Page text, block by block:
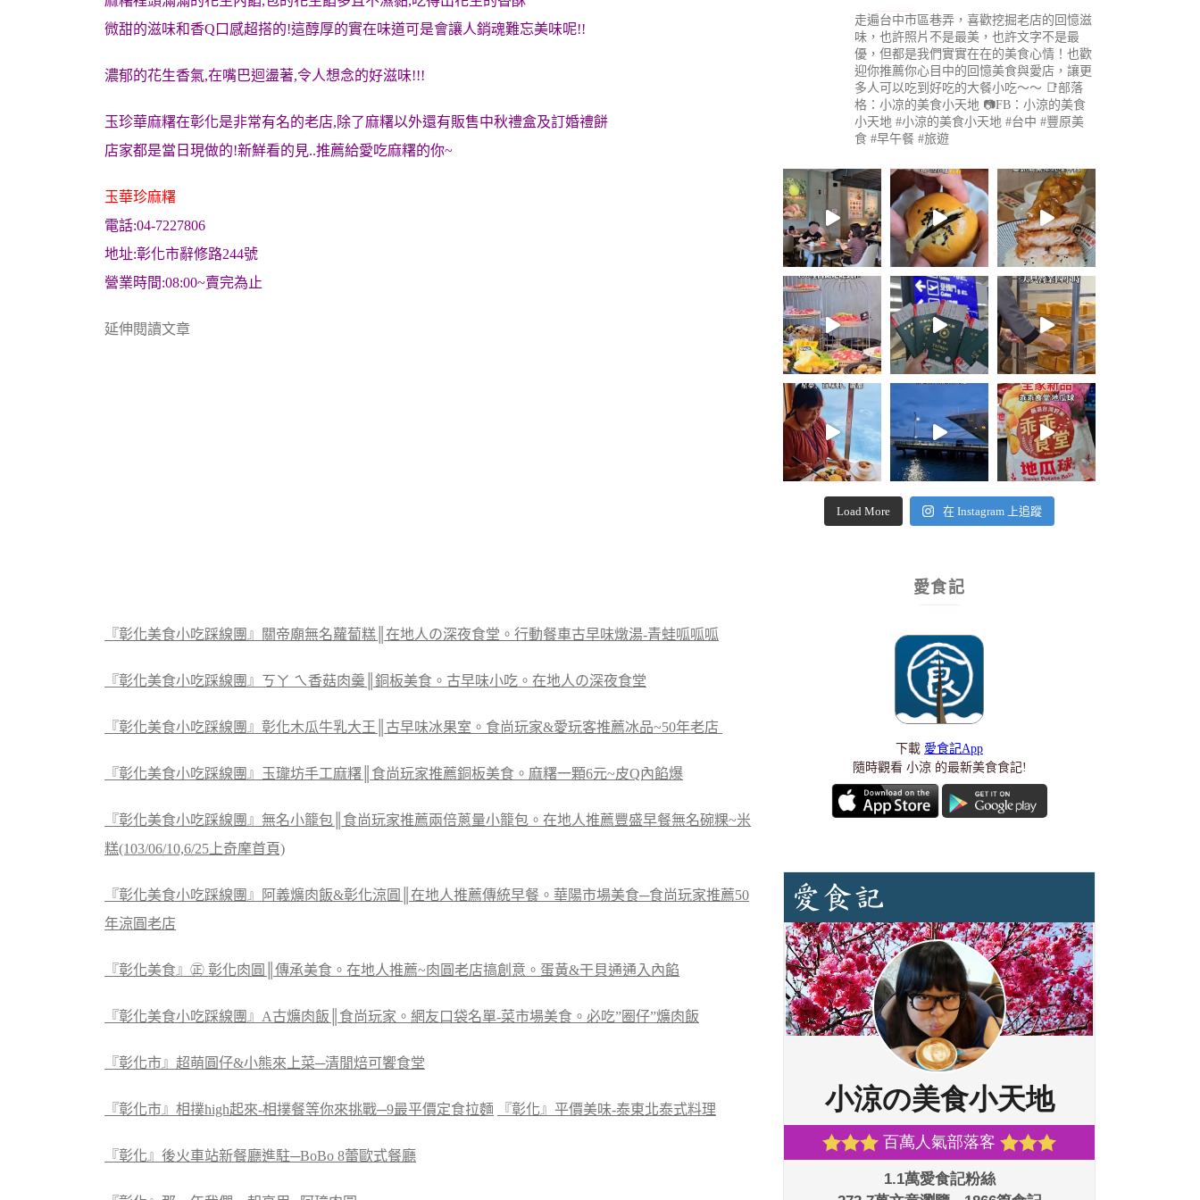
微甜的滋味和香Q口感超搭的!這醇厚的實在味道可是會讓人銷魂難忘美味呢!!
濃郁的花生香氣,在嘴巴迴盪著,令人想念的好滋味!!!
玉珍華麻糬在彰化是非常有名的老店,除了麻糬以外還有販售中秋禮盒及訂婚禮餅
店家都是當日現做的!新鮮看的見..推薦給愛吃麻糬的你~
玉華珍麻糬
電話:04-7227806
地址:彰化市辭修路244號
營業時間:08:00~賣完為止
延伸閱讀文章
『彰化美食小吃踩線團』關帝廟無名蘿蔔糕║在地人の深夜食堂。行動餐車古早味燉湯-青蛙呱呱呱
『彰化美食小吃踩線團』ㄎㄚ ㄟ香菇肉羹║銅板美食。古早味小吃。在地人の深夜食堂
『彰化美食小吃踩線團』彰化木瓜牛乳大王║古早味冰果室。食尚玩家&愛玩客推薦冰品~50年老店
『彰化美食小吃踩線團』玉瓏坊手工麻糬║食尚玩家推薦銅板美食。麻糬一顆6元~皮Q內餡爆
『彰化美食小吃踩線團』無名小籠包║食尚玩家推薦兩倍蔥量小籠包。在地人推薦豐盛早餐無名碗粿~米
糕(103/06/10,6/25上奇摩首頁)
『彰化美食小吃踩線團』阿義爌肉飯&彰化涼圓║在地人推薦傳統早餐。華陽市場美食─食尚玩家推薦50
年涼圓老店
『彰化美食』㊣ 彰化肉圓║傳承美食。在地人推薦~肉圓老店搞創意。蛋黃&干貝通通入內餡
『彰化美食小吃踩線團』A古爌肉飯║食尚玩家。網友口袋名單-菜市場美食。必吃”圈仔”爌肉飯
『彰化市』超萌圓仔&小熊來上菜─清閒焙可饗食堂
『彰化市』相撲high起來-相撲餐等你來挑戰─9最平價定食拉麵 『彰化』平價美味-泰東北泰式料理
『彰化』後火車站新餐廳進駐─BoBo 8蕾歐式餐廳
走遍台中市區巷弄，喜歡挖掘老店的回憶滋
味，也許照片不是最美，也許文字不是最
優，但都是我們實實在在的美食心情！也歡
迎你推薦你心目中的回憶美食與愛店，讓更
多人可以吃到好吃的大餐小吃～～ 📑部落
格：小凉的美食小天地 📷FB：小涼的美食
小天地 #小涼的美食小天地 #台中 #豐原美
食 #早午餐 #旅遊
Load More 在 Instagram 上追蹤
愛食記
下載 愛食記App
隨時觀看 小涼 的最新美食食記!